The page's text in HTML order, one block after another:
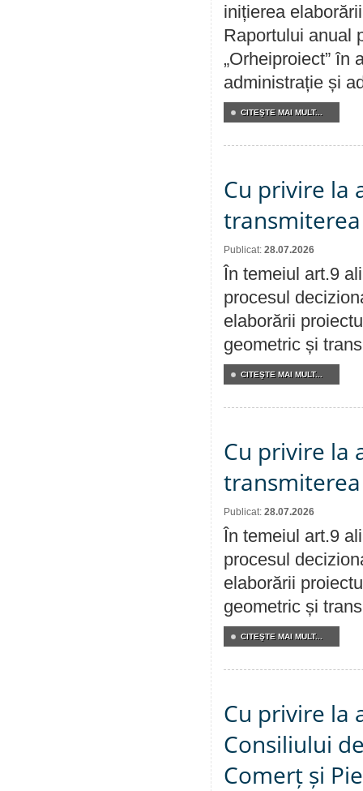
inițierea
Raportului anual
„Orheiproiect” în
administrație și
CITEŞTE MAI MULT...
Cu privire la
Publicat: 28.07.2026
În temeiul art.9
procesul
elaborării
geometric și
CITEŞTE MAI MULT...
Cu privire la
Publicat: 28.07.2026
În temeiul art.9
procesul
elaborării
geometric și
CITEŞTE MAI MULT...
Cu privire la
Consiliului
Comerț și